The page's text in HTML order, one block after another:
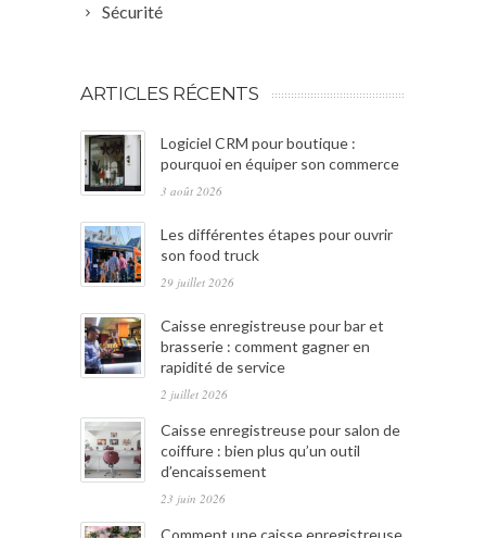
Sécurité
ARTICLES RÉCENTS
Logiciel CRM pour boutique :
pourquoi en équiper son commerce
3 août 2026
Les différentes étapes pour ouvrir
son food truck
29 juillet 2026
Caisse enregistreuse pour bar et
brasserie : comment gagner en
rapidité de service
2 juillet 2026
Caisse enregistreuse pour salon de
coiffure : bien plus qu’un outil
d’encaissement
23 juin 2026
Comment une caisse enregistreuse